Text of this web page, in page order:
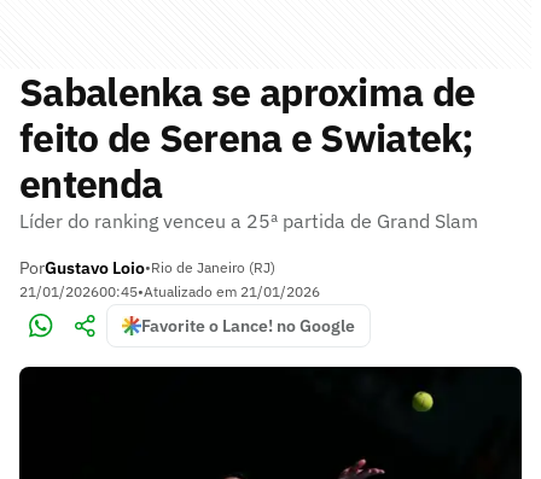
Sabalenka se aproxima de
feito de Serena e Swiatek;
entenda
Líder do ranking venceu a 25ª partida de Grand Slam
PorGustavo Loio•Rio de Janeiro (RJ)
21/01/202600:45•Atualizado em 21/01/2026
Favorite o Lance! no Google